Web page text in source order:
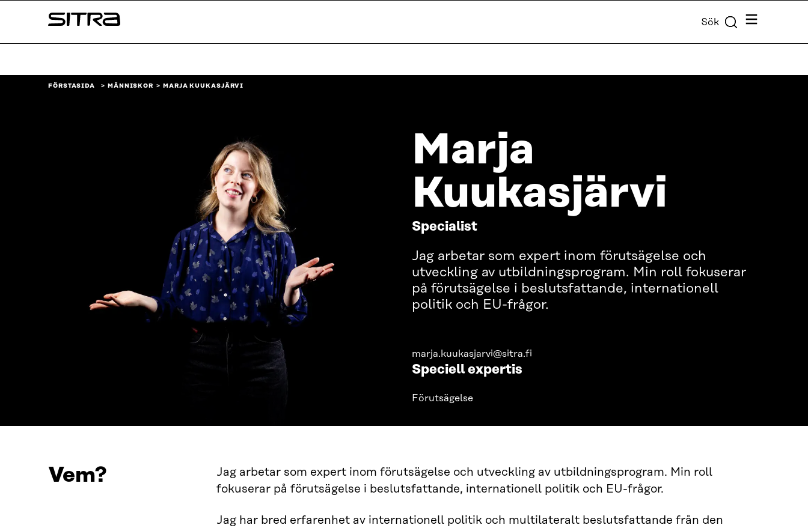
↓
Sitra Sök Meny
FÖRSTASIDA MÄNNISKOR MARJA KUUKASJÄRVI
Marja
Kuukasjärvi
Specialist
Jag arbetar som expert inom förutsägelse och
utveckling av utbildningsprogram. Min roll fokuserar
på förutsägelse i beslutsfattande, internationell
politik och EU-frågor.
marja.kuukasjarvi@sitra.fi
Speciell expertis
Förutsägelse
Vem?
Jag arbetar som expert inom förutsägelse och utveckling av utbildningsprogram. Min roll
fokuserar på förutsägelse i beslutsfattande, internationell politik och EU-frågor.
Jag har bred erfarenhet av internationell politik och multilateralt beslutsfattande från den